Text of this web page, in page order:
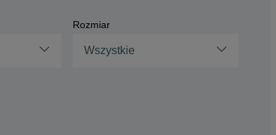
Rozmiar
Wszystkie